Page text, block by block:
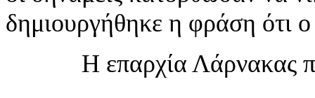
δημιουργήθηκε η φράση ότι
Η επαρχία Λάρνακας